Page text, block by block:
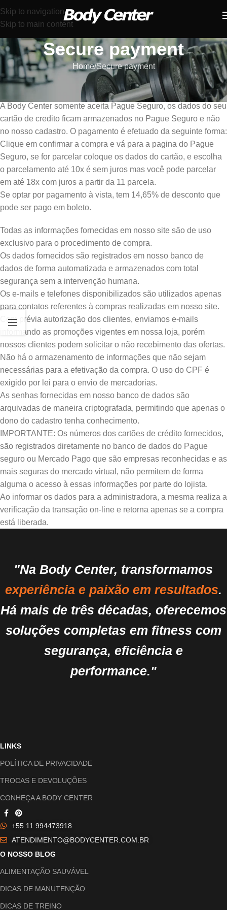
Skip to navigation
Skip to main content
Secure payment
Home Secure payment
Certificado de Segurança
A Body Center somente aceita Pague Seguro, os dados do seu
cartão de credito ficam armazenados no Pague Seguro e não
no nosso cadastro. O pagamento é efetuado da seguinte forma:
Clique em confirmar a compra e vá para a pagina do Pague
Seguro, se for parcelar coloque os dados do cartão, e escolha
o parcelamento até 10x é sem juros mas você pode parcelar
em até 18x com juros a partir da 11 parcela.
Se optar por pagamento à vista, tem 14,65% de desconto que
pode ser pago em boleto.
Todas as informações fornecidas em nosso site são de uso
exclusivo para o procedimento de compra.
Os dados fornecidos são registrados em nosso banco de
dados de forma automatizada e armazenados com total
segurança sem a intervenção humana.
Os e-mails e telefones disponibilizados são utilizados apenas
para contatos referentes à compras realizadas em nosso site.
Com prévia autorização dos clientes, enviamos e-mails
informando as promoções vigentes em nossa loja, porém
nossos clientes podem solicitar o não recebimento das ofertas.
Não há o armazenamento de informações que não sejam
necessárias para a efetivação da compra. O uso do CPF é
exigido por lei para o envio de mercadorias.
As senhas fornecidas em nosso banco de dados são
arquivadas de maneira criptografada, permitindo que apenas o
dono do cadastro tenha conhecimento.
IMPORTANTE: Os números dos cartões de crédito fornecidos,
são registrados diretamente no banco de dados do Pague
seguro ou Mercado Pago que são empresas reconhecidas e as
mais seguras do mercado virtual, não permitem de forma
alguma o acesso à essas informações por parte do lojista.
Ao informar os dados para a administradora, a mesma realiza a
verificação da transação on-line e retorna apenas se a compra
está liberada.
"Na Body Center, transformamos
experiência e paixão em resultados.
Há mais de três décadas, oferecemos
soluções completas em fitness com
segurança, eficiência e
performance."
LINKS
POLÍTICA DE PRIVACIDADE
TROCAS E DEVOLUÇÕES
CONHEÇA A BODY CENTER
+55 11 994473918
ATENDIMENTO@BODYCENTER.COM.BR
O NOSSO BLOG
ALIMENTAÇÃO SAUVÁVEL
DICAS DE MANUTENÇÃO
DICAS DE TREINO